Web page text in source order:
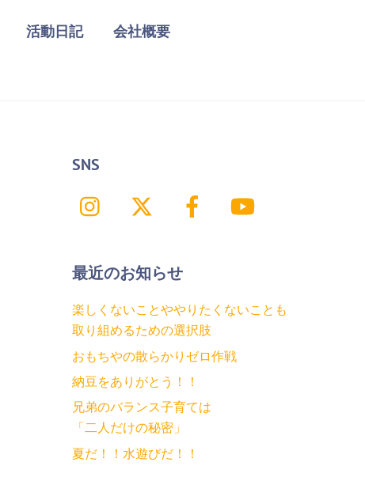
活動日記 会社概要
SNS
Instagram Facebook
最近のお知らせ
楽しくないことややりたくないことも
取り組めるための選択肢
おもちやの散らかりゼロ作戦
納豆をありがとう！！
兄弟のバランス子育ては
「二人だけの秘密」
夏だ！！水遊びだ！！